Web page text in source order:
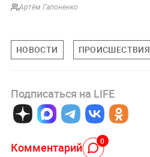
Артём Гапоненко
НОВОСТИ ПРОИСШЕСТВИЯ
Подписаться на LIFE
Комментарий 0